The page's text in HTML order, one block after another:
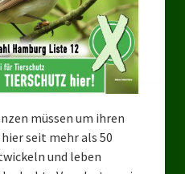
müssen um ihren
seit mehr als 50
und leben